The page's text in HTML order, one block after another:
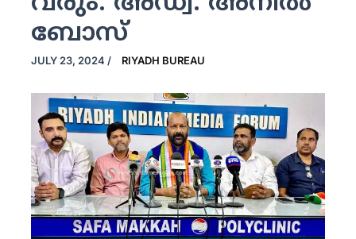
ബോസ്
JULY 23, 2024 / RIYADH BUREAU